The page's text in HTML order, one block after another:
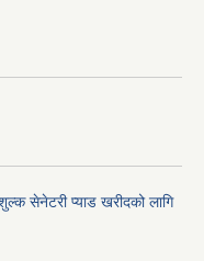
सेनेटरी प्याड खरीदको लागि